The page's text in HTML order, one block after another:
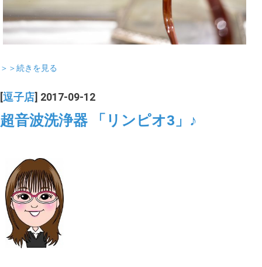
＞＞続きを見る
[逗子店] 2017-09-12
超音波洗浄器 「リンピオ3」♪